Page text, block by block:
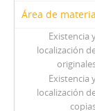
Área de
Existencia
localización
Existencia
localización